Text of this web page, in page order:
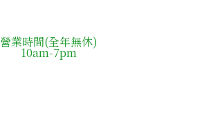
營業時間(全年無休)
10am-7pm